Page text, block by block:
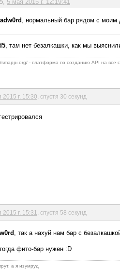
, 5 мая 2015 г. 12:19:41
, нормальный бар рядом с
, там нет безалкашки, как мы
smappi.org/ - платформа по созданию API на все
2015 г. 15:30 , спустя 30 секунд
2015 г. 15:31 , спустя 58 секунд
, так а нахуй нам бар с
фито-бар нужен :D
а я изумруд